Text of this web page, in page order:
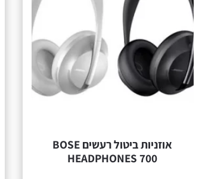
אוזניות ביטול רעשים BOSE
HEADPHONES 700